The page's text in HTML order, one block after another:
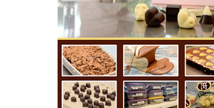
Hammerberský kříž na křižovatce mezi
domy čp. 739 a 758 v Mikulášovicích
Kříž Johannese Herlta poblíž domu čp. 428
v Mikulášovicích
Drascheho kříž na zahradě domu čp. 915 v